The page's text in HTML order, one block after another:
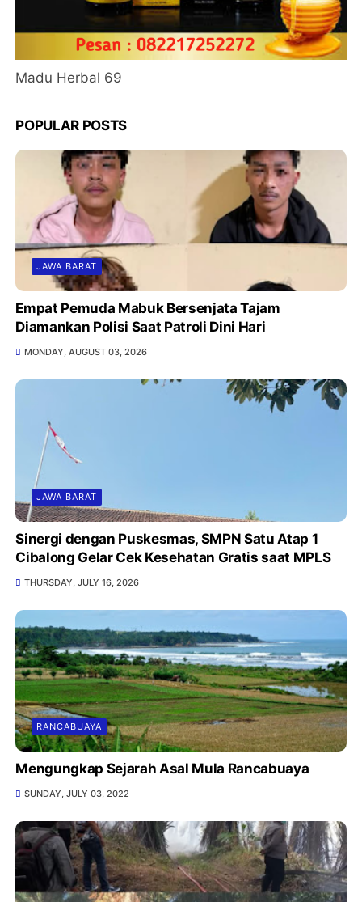
Madu Herbal 69
POPULAR POSTS
JAWA BARAT
Empat Pemuda Mabuk Bersenjata Tajam
Diamankan Polisi Saat Patroli Dini Hari
MONDAY, AUGUST 03, 2026
JAWA BARAT
Sinergi dengan Puskesmas, SMPN Satu Atap 1
Cibalong Gelar Cek Kesehatan Gratis saat MPLS
THURSDAY, JULY 16, 2026
RANCABUAYA
Mengungkap Sejarah Asal Mula Rancabuaya
SUNDAY, JULY 03, 2022